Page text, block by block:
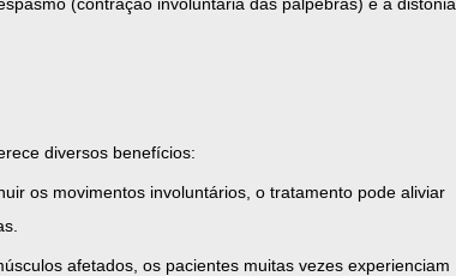
diversos benefícios:
os movimentos involuntários, o tratamento pode aliviar
afetados, os pacientes muitas vezes experienciam